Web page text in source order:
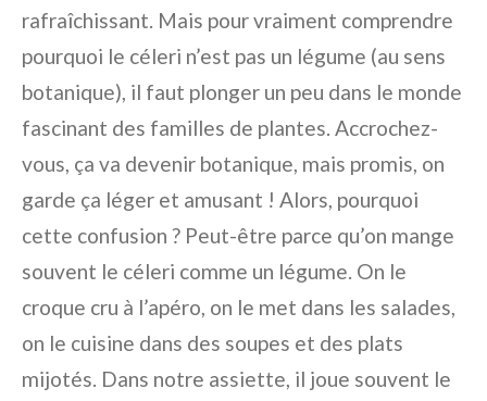
rafraîchissant. Mais pour vraiment comprendre
pourquoi le céleri n’est pas un légume (au sens
botanique), il faut plonger un peu dans le monde
fascinant des familles de plantes. Accrochez-
vous, ça va devenir botanique, mais promis, on
garde ça léger et amusant ! Alors, pourquoi
cette confusion ? Peut-être parce qu’on mange
souvent le céleri comme un légume. On le
croque cru à l’apéro, on le met dans les salades,
on le cuisine dans des soupes et des plats
mijotés. Dans notre assiette, il joue souvent le